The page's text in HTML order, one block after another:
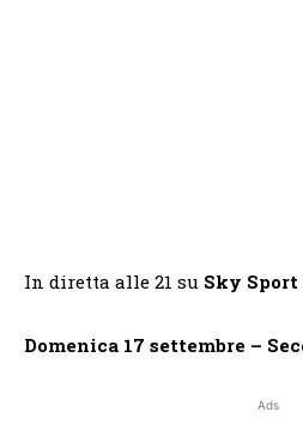
In diretta alle 21 su Sky Sport
Domenica 17 settembre –
Ads